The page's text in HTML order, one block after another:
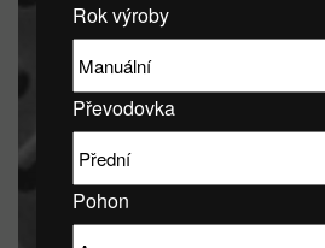
Rok výroby
Převodovka
Pohon